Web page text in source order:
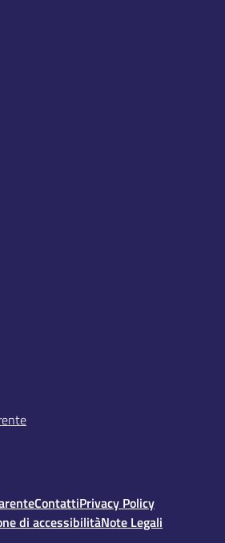
ContattiPrivacy Policy
di accessibilitàNote Legali